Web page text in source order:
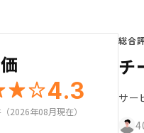
4.3
2026年08月現在）
総合
チ
サー